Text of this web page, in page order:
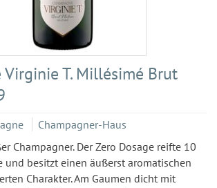
Virginie T. Millésimé Brut
Champagner-Haus
Champagner. Der Zero Dosage reifte 10
und besitzt einen äußerst aromatischen
Charakter. Am Gaumen dicht mit